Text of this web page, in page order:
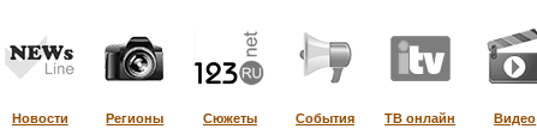
Новости Регионы Сюжеты События ТВ онлайн Видео